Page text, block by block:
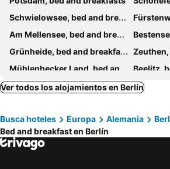
Schwielowsee, bed and breakfasts
Am Mellensee, bed and breakfasts
Grünheide, bed and breakfasts
Mühlenbecker Land, bed and breakfasts
Beelitz,
Spreenhagen, bed and breakfasts
Blankenfelde-Mahlow, bed and breakfasts
Ver todos los alojamientos en Berlín
Busca hoteles Europa Alemania
Bed and breakfast en Berlín